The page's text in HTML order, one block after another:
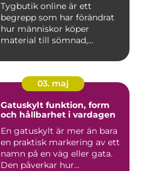
Tygbutik online är ett
begrepp som har förändrat
hur människor köper
material till sömnad,
03. maj
Gatuskylt funktion, form
och hållbarhet i vardagen
En gatuskylt är mer än bara
en praktisk markering av ett
namn på en väg eller gata.
Den påverkar hur...